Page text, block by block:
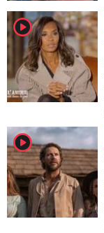
player2
player2